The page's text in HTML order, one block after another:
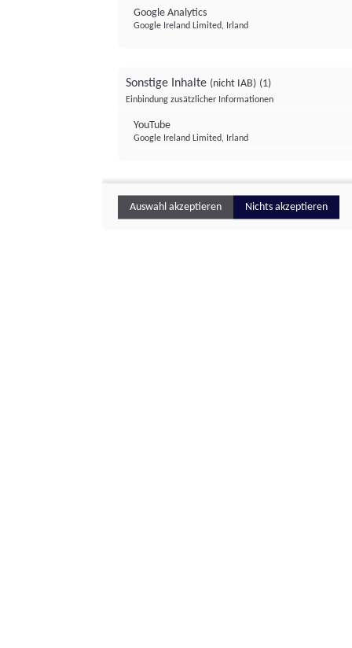
Google Analytics
Google Ireland Limited, Irland
Sonstige Inhalte (nicht IAB) (1)
Einbindung zusätzlicher Informationen
YouTube
Google Ireland Limited, Irland
Auswahl akzeptieren Nichts akzeptieren